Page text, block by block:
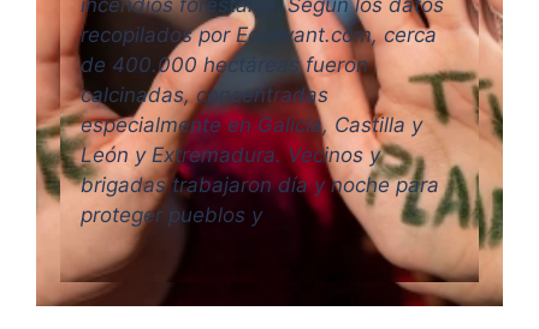
incendios forestales. Según los datos
recopilados por EcoAvant.com, cerca
de 400.000 hectáreas fueron
calcinadas, concentradas
especialmente en Galicia, Castilla y
León y Extremadura. Vecinos y
brigadas trabajaron día y noche para
proteger pueblos y